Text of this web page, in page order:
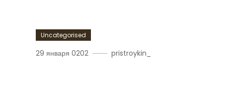
Uncategorised
29 января 0202 pristroykin_